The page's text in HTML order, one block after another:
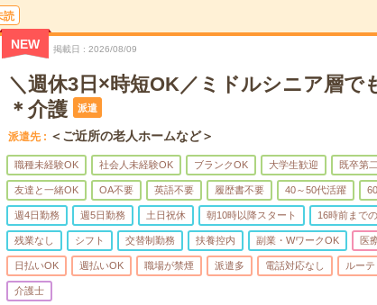
読
NEW 掲載日 2026/08/09
＼週休3日×時短OK／ミドルシニア層で
＊介護
派遣
派遣先 ＜ご近所の老人ホームなど＞
職種未経験OK 社会人未経験OK ブランクOK 大学生歓迎 既卒第
友達と一緒OK OA不要 英語不要 履歴書不要 40～50代活躍
週4日勤務 週5日勤務 土日祝休 朝10時以降スタート 16時前まで
残業なし シフト 交替制勤務 扶養控内 副業・WワークOK 医
日払いOK 週払いOK 職場が禁煙 派遣多 電話対応なし ルーテ
介護士